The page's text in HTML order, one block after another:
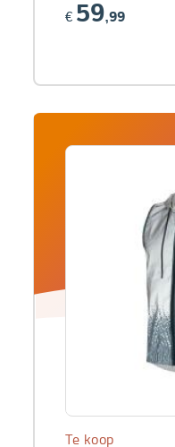
€ 59,99
Te koop